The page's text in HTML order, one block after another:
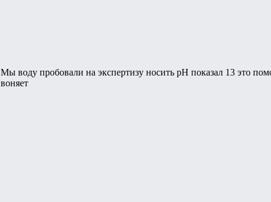
Мы воду пробовали на экспертизу носить pH показал 13 это
воняет